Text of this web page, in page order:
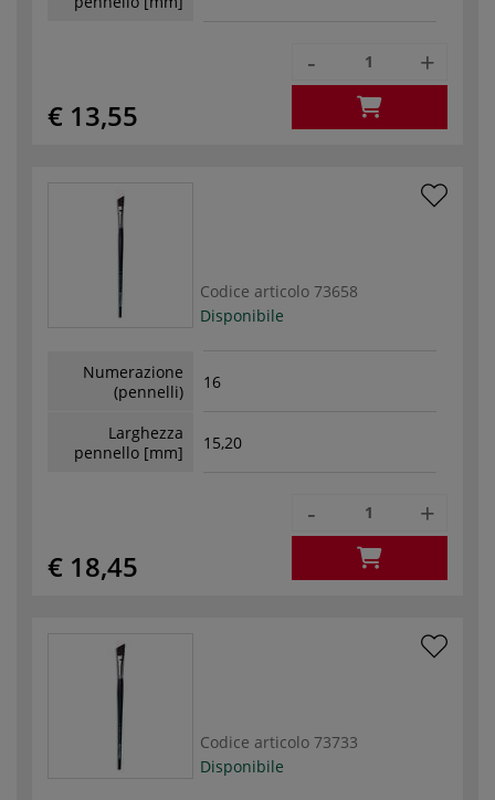
€ 13,55
- +
Codice articolo 73658
Disponibile
Numerazione
(pennelli)
16
Larghezza
pennello [mm]
15,20
€ 18,45
- +
Codice articolo 73733
Disponibile